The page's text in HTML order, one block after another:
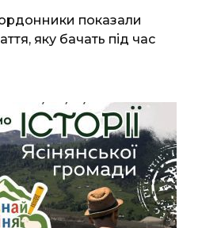
показали
яку бачать під час